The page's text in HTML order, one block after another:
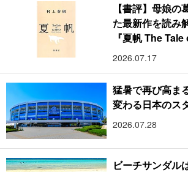
【書評】母娘の
た最新作を読み
『夏帆 The Tale
2026.07.17
猛暑で再び高ま
変わる日本のス
2026.07.28
ビーチサンダル